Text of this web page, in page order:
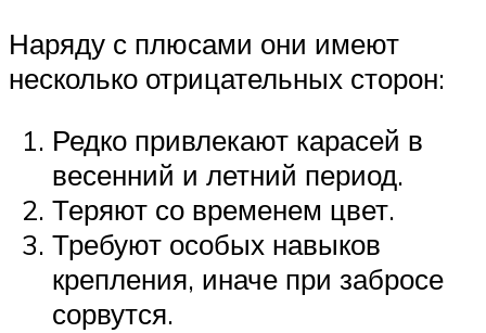
Наряду с плюсами они имеют
несколько отрицательных сторон:
Редко привлекают карасей в
весенний и летний период.
Теряют со временем цвет.
Требуют особых навыков
крепления, иначе при забросе
сорвутся.